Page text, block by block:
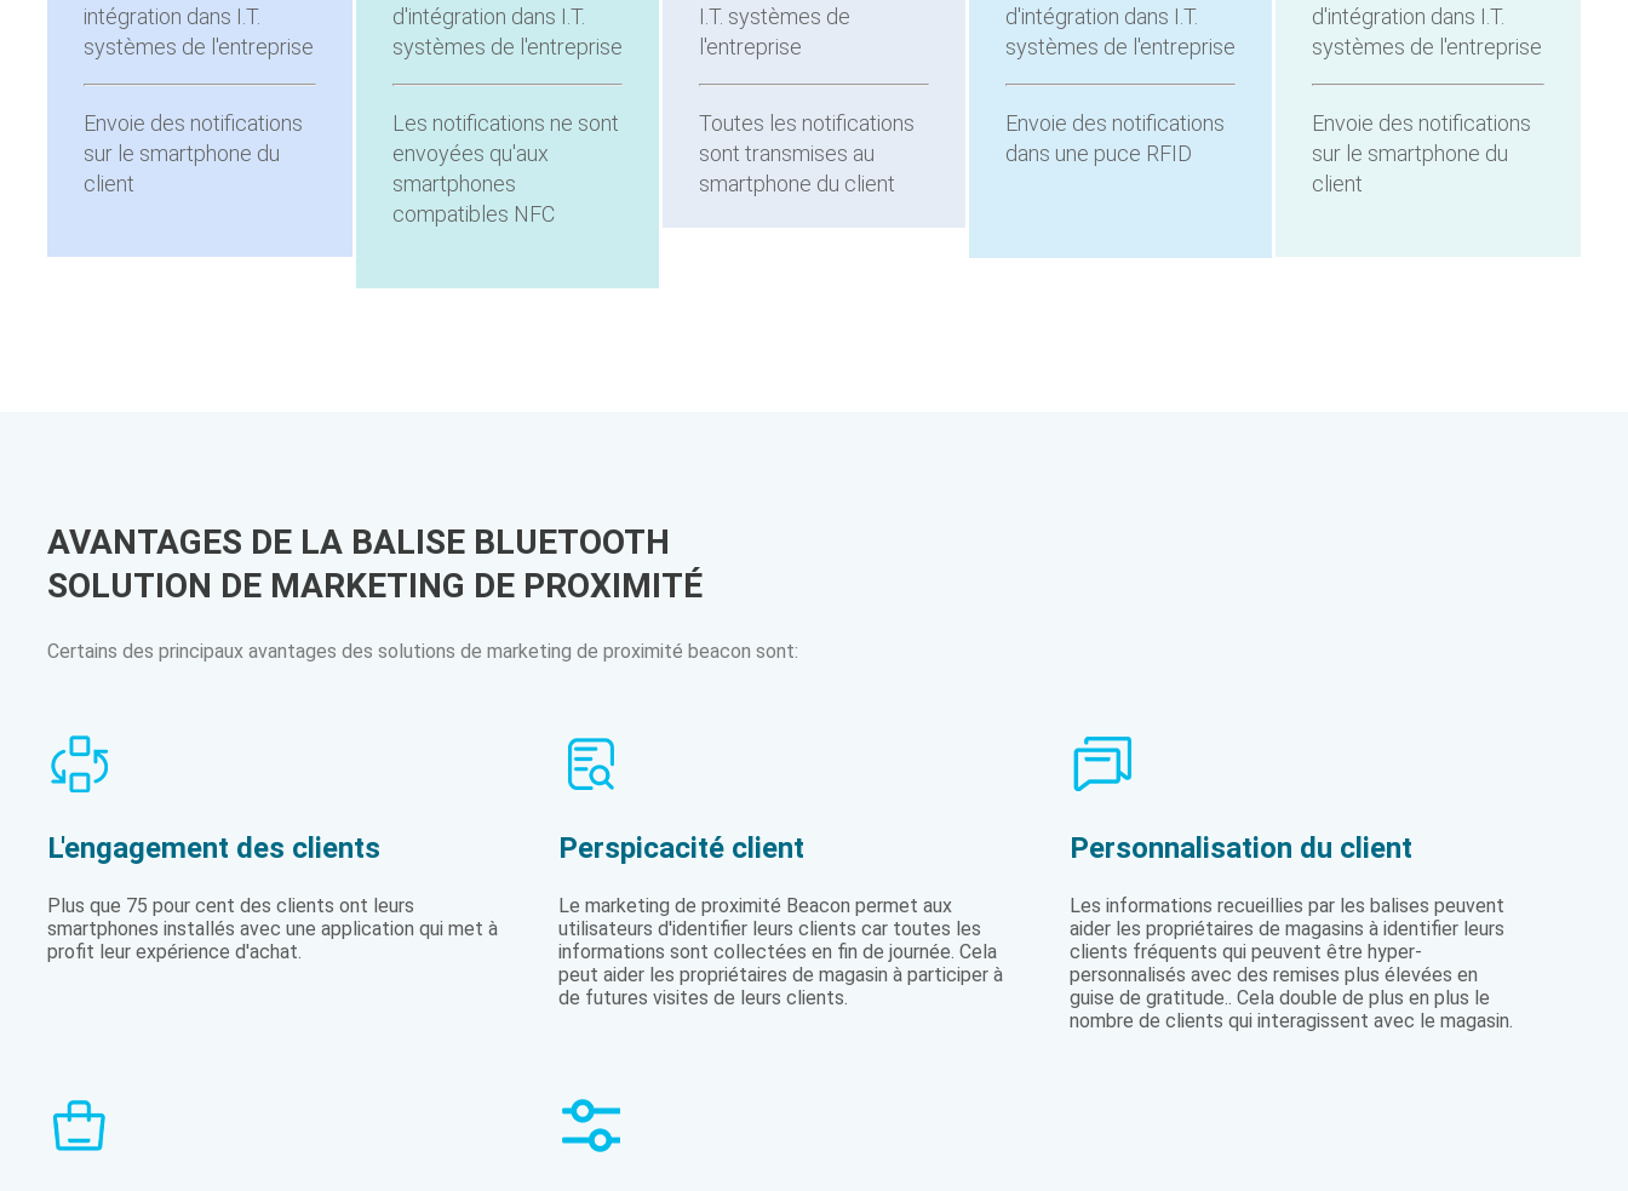
intégration dans I.T.
systèmes de l'entreprise
Envoie des notifications
sur le smartphone du
client
d'intégration dans I.T.
systèmes de l'entreprise
Les notifications ne sont
envoyées qu'aux
smartphones
compatibles NFC
I.T. systèmes de
l'entreprise
Toutes les notifications
sont transmises au
smartphone du client
d'intégration dans I.T.
systèmes de l'entreprise
Envoie des notifications
dans une puce RFID
d'intégration dans I.T.
systèmes de l'entreprise
Envoie des notifications
sur le smartphone du
client
AVANTAGES DE LA BALISE BLUETOOTH
SOLUTION DE MARKETING DE PROXIMITÉ
Certains des principaux avantages des solutions de marketing de proximité beacon sont:
L'engagement des clients
Plus que 75 pour cent des clients ont leurs
smartphones installés avec une application qui met à
profit leur expérience d'achat.
Perspicacité client
Le marketing de proximité Beacon permet aux
utilisateurs d'identifier leurs clients car toutes les
informations sont collectées en fin de journée. Cela
peut aider les propriétaires de magasin à participer à
de futures visites de leurs clients.
Personnalisation du client
Les informations recueillies par les balises peuvent
aider les propriétaires de magasins à identifier leurs
clients fréquents qui peuvent être hyper-
personnalisés avec des remises plus élevées en
guise de gratitude.. Cela double de plus en plus le
nombre de clients qui interagissent avec le magasin.